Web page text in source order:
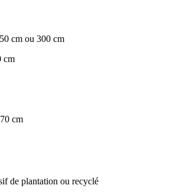
cm ou 300 cm
cm
​70 cm
de plantation ou recyclé